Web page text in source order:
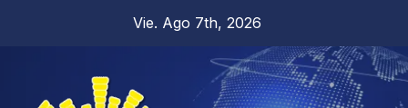
Vie. Ago 7th, 2026